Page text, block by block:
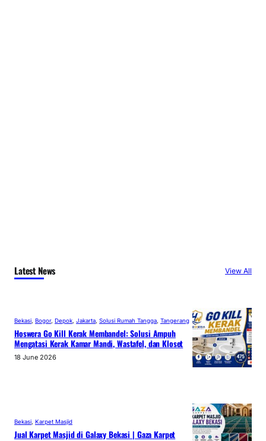
Latest News View All
Bekasi Bogor, Depok Jakarta Solusi Rumah Tangga Tangerang
Hoswera Go Kill Kerak Membandel: Solusi Ampuh
Mengatasi Kerak Kamar Mandi, Wastafel, dan Kloset
18 June 2026
Bekasi Karpet Masjid
Jual Karpet Masjid di Galaxy Bekasi | Gaza Karpet